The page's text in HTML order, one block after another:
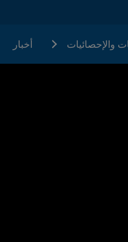
والإحصائيات أخبار